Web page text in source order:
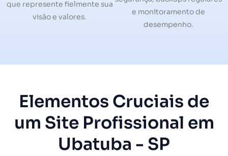
que represente fielmente sua
visão e valores.
e monitoramento de
desempenho.
Elementos Cruciais de
um Site Profissional em
Ubatuba - SP